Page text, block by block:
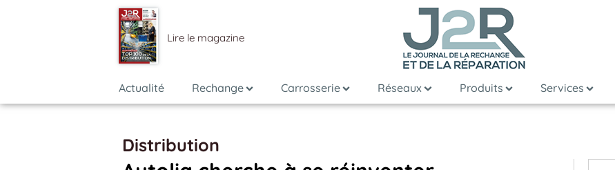
Lire le magazine
Actualité Rechange Carrosserie Réseaux Produits Services
Distribution